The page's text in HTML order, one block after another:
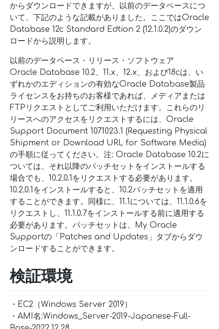
からダウンロードできますが、以前のデータベースにつ
いて、下記のような記載がありました。ここではOracle
Database 12c Standard Edtion 2 (12.1.0.2)のダウン
ロードから説明します。
以前のデータベース・リリース・ソフトウェア
Oracle Database 10.2、11.x、12.x、および18cは、い
ずれかのエディションの有効なOracle Database製品
ライセンスをお持ちのお客様であれば、メディアまたは
FTPリクエストとしてご利用いただけます。これらのリ
リースへのアクセスをリクエストするには、Oracle
Support Document 1071023.1 (Requesting Physical
Shipment or Download URL for Software Media)
の手順に従ってください。注: Oracle Database 10.2に
ついては、それ以降のパッチセットをインストールする
場合でも、10.2.0.1をリクエストする必要があります。
10.2.0.1をインストールすると、10.2パッチセットを適用
することができます。同様に、11.1については、11.1.0.6を
リクエストし、11.1.0.7をインストールする前に適用する
必要があります。パッチセットは、My Oracle
Supportの「Patches and Updates」タブからダウ
ンロードすることができます。
検証環境
・EC2（Windows Server 2019）
・AMI名:Windows_Server-2019-Japanese-Full-